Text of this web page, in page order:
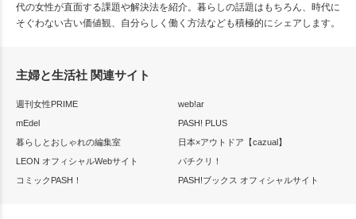
代の女性が直面する課題や解決法を紹介。暮らしの話題はもちろん、時代に
そぐわない古い価値観、自分らしく働く方法なども積極的にシェアします。
主婦と生活社 関連サイト
週刊女性PRIME
web!ar
mEdel
PASH! PLUS
暮らしとおしゃれの編集室
日本×アウトドア【cazual】
LEON オフィシャルWebサイト
パチクリ！
コミックPASH！
PASH!ブックス オフィシャルサイト